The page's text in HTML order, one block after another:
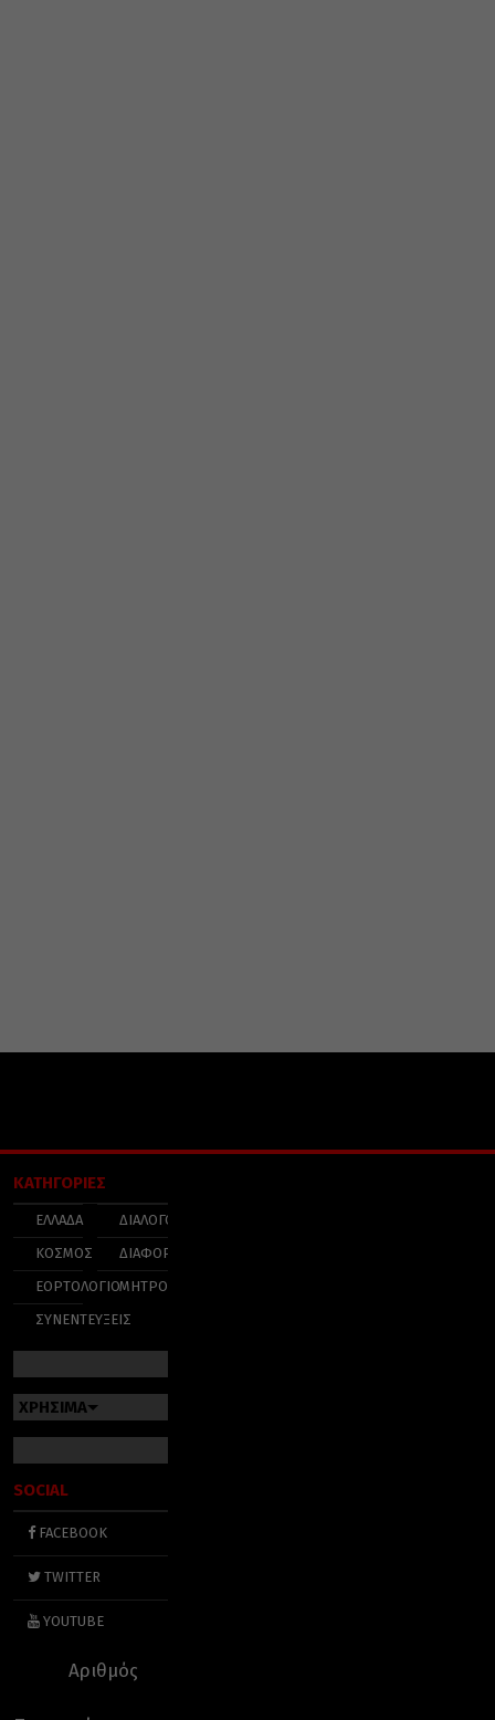
ΚΑΤΗΓΟΡΙΕΣ
ΕΛΛΑΔΑ
ΚΟΣΜΟΣ
ΕΟΡΤΟΛΟΓΙΟ
ΣΥΝΕΝΤΕΥΞΕΙΣ
ΔΙΑΛΟΓΟΣ
ΔΙΑΦΟΡΑ
ΜΗΤΡΟΠΟΛΕΙΣ
ΧΡΗΣΙΜΑ
SOCIAL
FACEBOOK
TWITTER
YOUTUBE
Αριθμός